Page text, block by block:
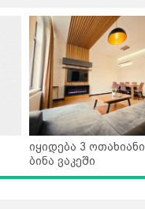
იყიდება 3 ოთახიანი
ბინა ვაკეში